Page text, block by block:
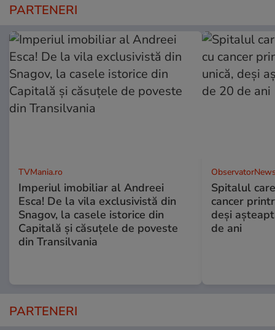
PARTENERI
TVMania.ro
Imperiul imobiliar al Andreei
Esca! De la vila exclusivistă din
Snagov, la casele istorice din
Capitală și căsuțele de poveste
din Transilvania
Spitalul
cancer
deşi
de ani
PARTENERI